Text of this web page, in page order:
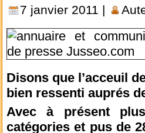
7 janvier 2011 |
Disons que l’acceuil
bien ressenti auprés
Avec à présent
catégories et pus de